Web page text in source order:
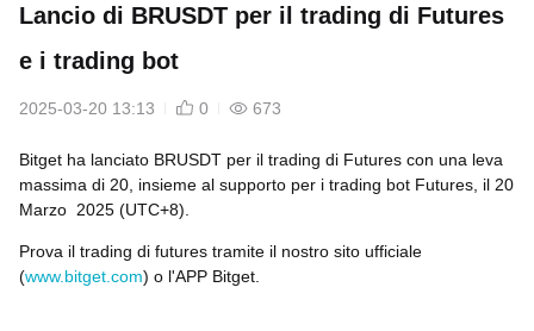
Lancio di BRUSDT per il trading di Futures
e i trading bot
2025-03-20 13:13 0 673
Bitget ha lanciato BRUSDT per il trading di Futures con una leva
massima di 20, insieme al supporto per i trading bot Futures, il 20
Marzo 2025 (UTC+8).
Prova il trading di futures tramite il nostro sito ufficiale
(www.bitget.com) o l'APP Bitget.